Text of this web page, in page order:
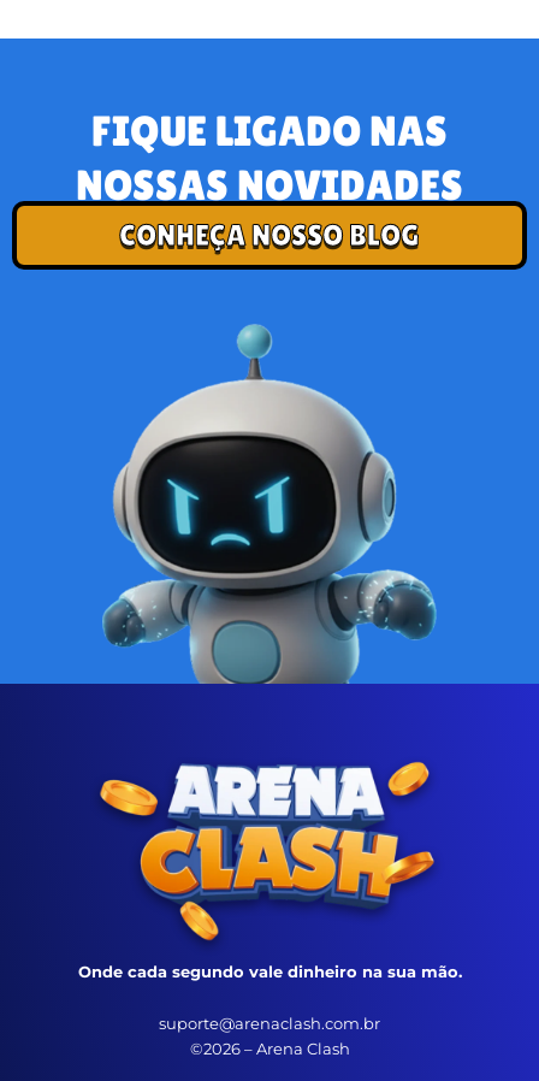
FIQUE LIGADO NAS
NOSSAS NOVIDADES
CONHEÇA NOSSO BLOG
Onde cada segundo vale dinheiro na sua mão.
suporte@arenaclash.com.br
©2026 – Arena Clash